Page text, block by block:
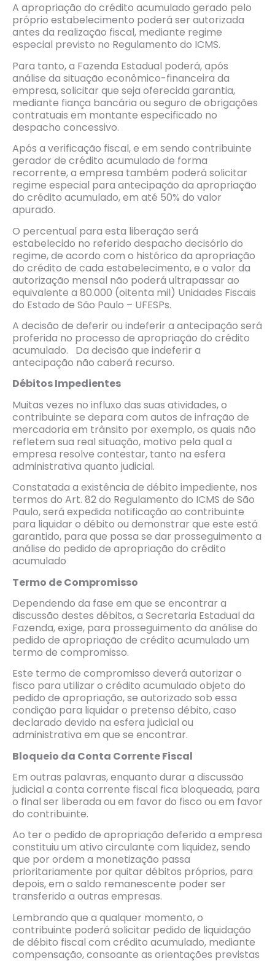
A apropriação do crédito acumulado gerado pelo
próprio estabelecimento poderá ser autorizada
antes da realização fiscal, mediante regime
especial previsto no Regulamento do ICMS.
Para tanto, a Fazenda Estadual poderá, após
análise da situação econômico-financeira da
empresa, solicitar que seja oferecida garantia,
mediante fiança bancária ou seguro de obrigações
contratuais em montante especificado no
despacho concessivo.
Após a verificação fiscal, e em sendo contribuinte
gerador de crédito acumulado de forma
recorrente, a empresa também poderá solicitar
regime especial para antecipação da apropriação
do crédito acumulado, em até 50% do valor
apurado.
O percentual para esta liberação será
estabelecido no referido despacho decisório do
regime, de acordo com o histórico da apropriação
do crédito de cada estabelecimento, e o valor da
autorização mensal não poderá ultrapassar ao
equivalente a 80.000 (oitenta mil) Unidades Fiscais
do Estado de São Paulo – UFESPs.
A decisão de deferir ou indeferir a antecipação será
proferida no processo de apropriação do crédito
acumulado. Da decisão que indeferir a
antecipação não caberá recurso.
Débitos Impedientes
Muitas vezes no influxo das suas atividades, o
contribuinte se depara com autos de infração de
mercadoria em trânsito por exemplo, os quais não
refletem sua real situação, motivo pela qual a
empresa resolve contestar, tanto na esfera
administrativa quanto judicial.
Constatada a existência de débito impediente, nos
termos do Art. 82 do Regulamento do ICMS de São
Paulo, será expedida notificação ao contribuinte
para liquidar o débito ou demonstrar que este está
garantido, para que possa se dar prosseguimento a
análise do pedido de apropriação do crédito
acumulado
Termo de Compromisso
Dependendo da fase em que se encontrar a
discussão destes débitos, a Secretaria Estadual da
Fazenda, exige, para prosseguimento da análise do
pedido de apropriação de crédito acumulado um
termo de compromisso.
Este termo de compromisso deverá autorizar o
fisco para utilizar o crédito acumulado objeto do
pedido de apropriação, se autorizado sob essa
condição para liquidar o pretenso débito, caso
declarado devido na esfera judicial ou
administrativa em que se encontrar.
Bloqueio da Conta Corrente Fiscal
Em outras palavras, enquanto durar a discussão
judicial a conta corrente fiscal fica bloqueada, para
o final ser liberada ou em favor do fisco ou em favor
do contribuinte.
Ao ter o pedido de apropriação deferido a empresa
constituiu um ativo circulante com liquidez, sendo
que por ordem a monetização passa
prioritariamente por quitar débitos próprios, para
depois, em o saldo remanescente poder ser
transferido a outras empresas.
Lembrando que a qualquer momento, o
contribuinte poderá solicitar pedido de liquidação
de débito fiscal com crédito acumulado, mediante
compensação, consoante as orientações previstas